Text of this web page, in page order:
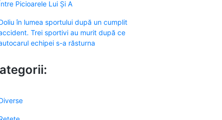
Picioarele Lui Și A
în lumea sportului după un cumplit
Trei sportivi au murit după ce
echipei s-a răsturna